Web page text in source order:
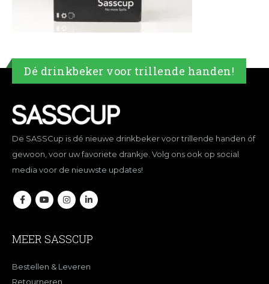
Dé drinkbeker voor trillende handen!
De SASSCup is dé nieuwe drinkbeker voor trillende handen óf
gewoon, voor uw favoriete drankje. Volg ons ook op social
media voor de nieuwste updates!
MEER SASSCUP
Bestellen & Leveren
Retourneren